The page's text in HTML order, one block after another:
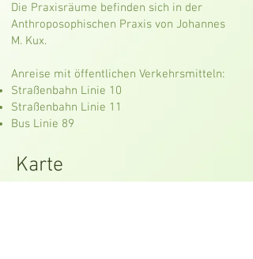
Die Praxisräume befinden sich in der
Anthroposophischen Praxis von Johannes
M. Kux.
Anreise mit öffentlichen Verkehrsmitteln:
Straßenbahn Linie 10
Straßenbahn Linie 11
Bus Linie 89
Karte